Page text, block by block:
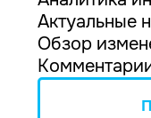
Актуальные
Обзор